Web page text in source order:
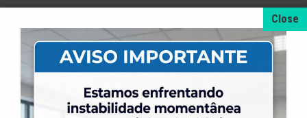
Disponibilidade: Manhã/Tarde / Noite
Níveis Disponíveis: Basic, Low Intermediate, High
Intermediate, Low Advanced, High Advanced